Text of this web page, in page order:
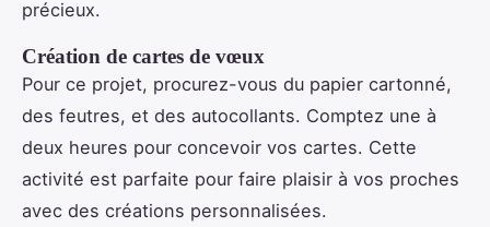
précieux.
Création de cartes de vœux
Pour ce projet, procurez-vous du papier cartonné,
des feutres, et des autocollants. Comptez une à
deux heures pour concevoir vos cartes. Cette
activité est parfaite pour faire plaisir à vos proches
avec des créations personnalisées.